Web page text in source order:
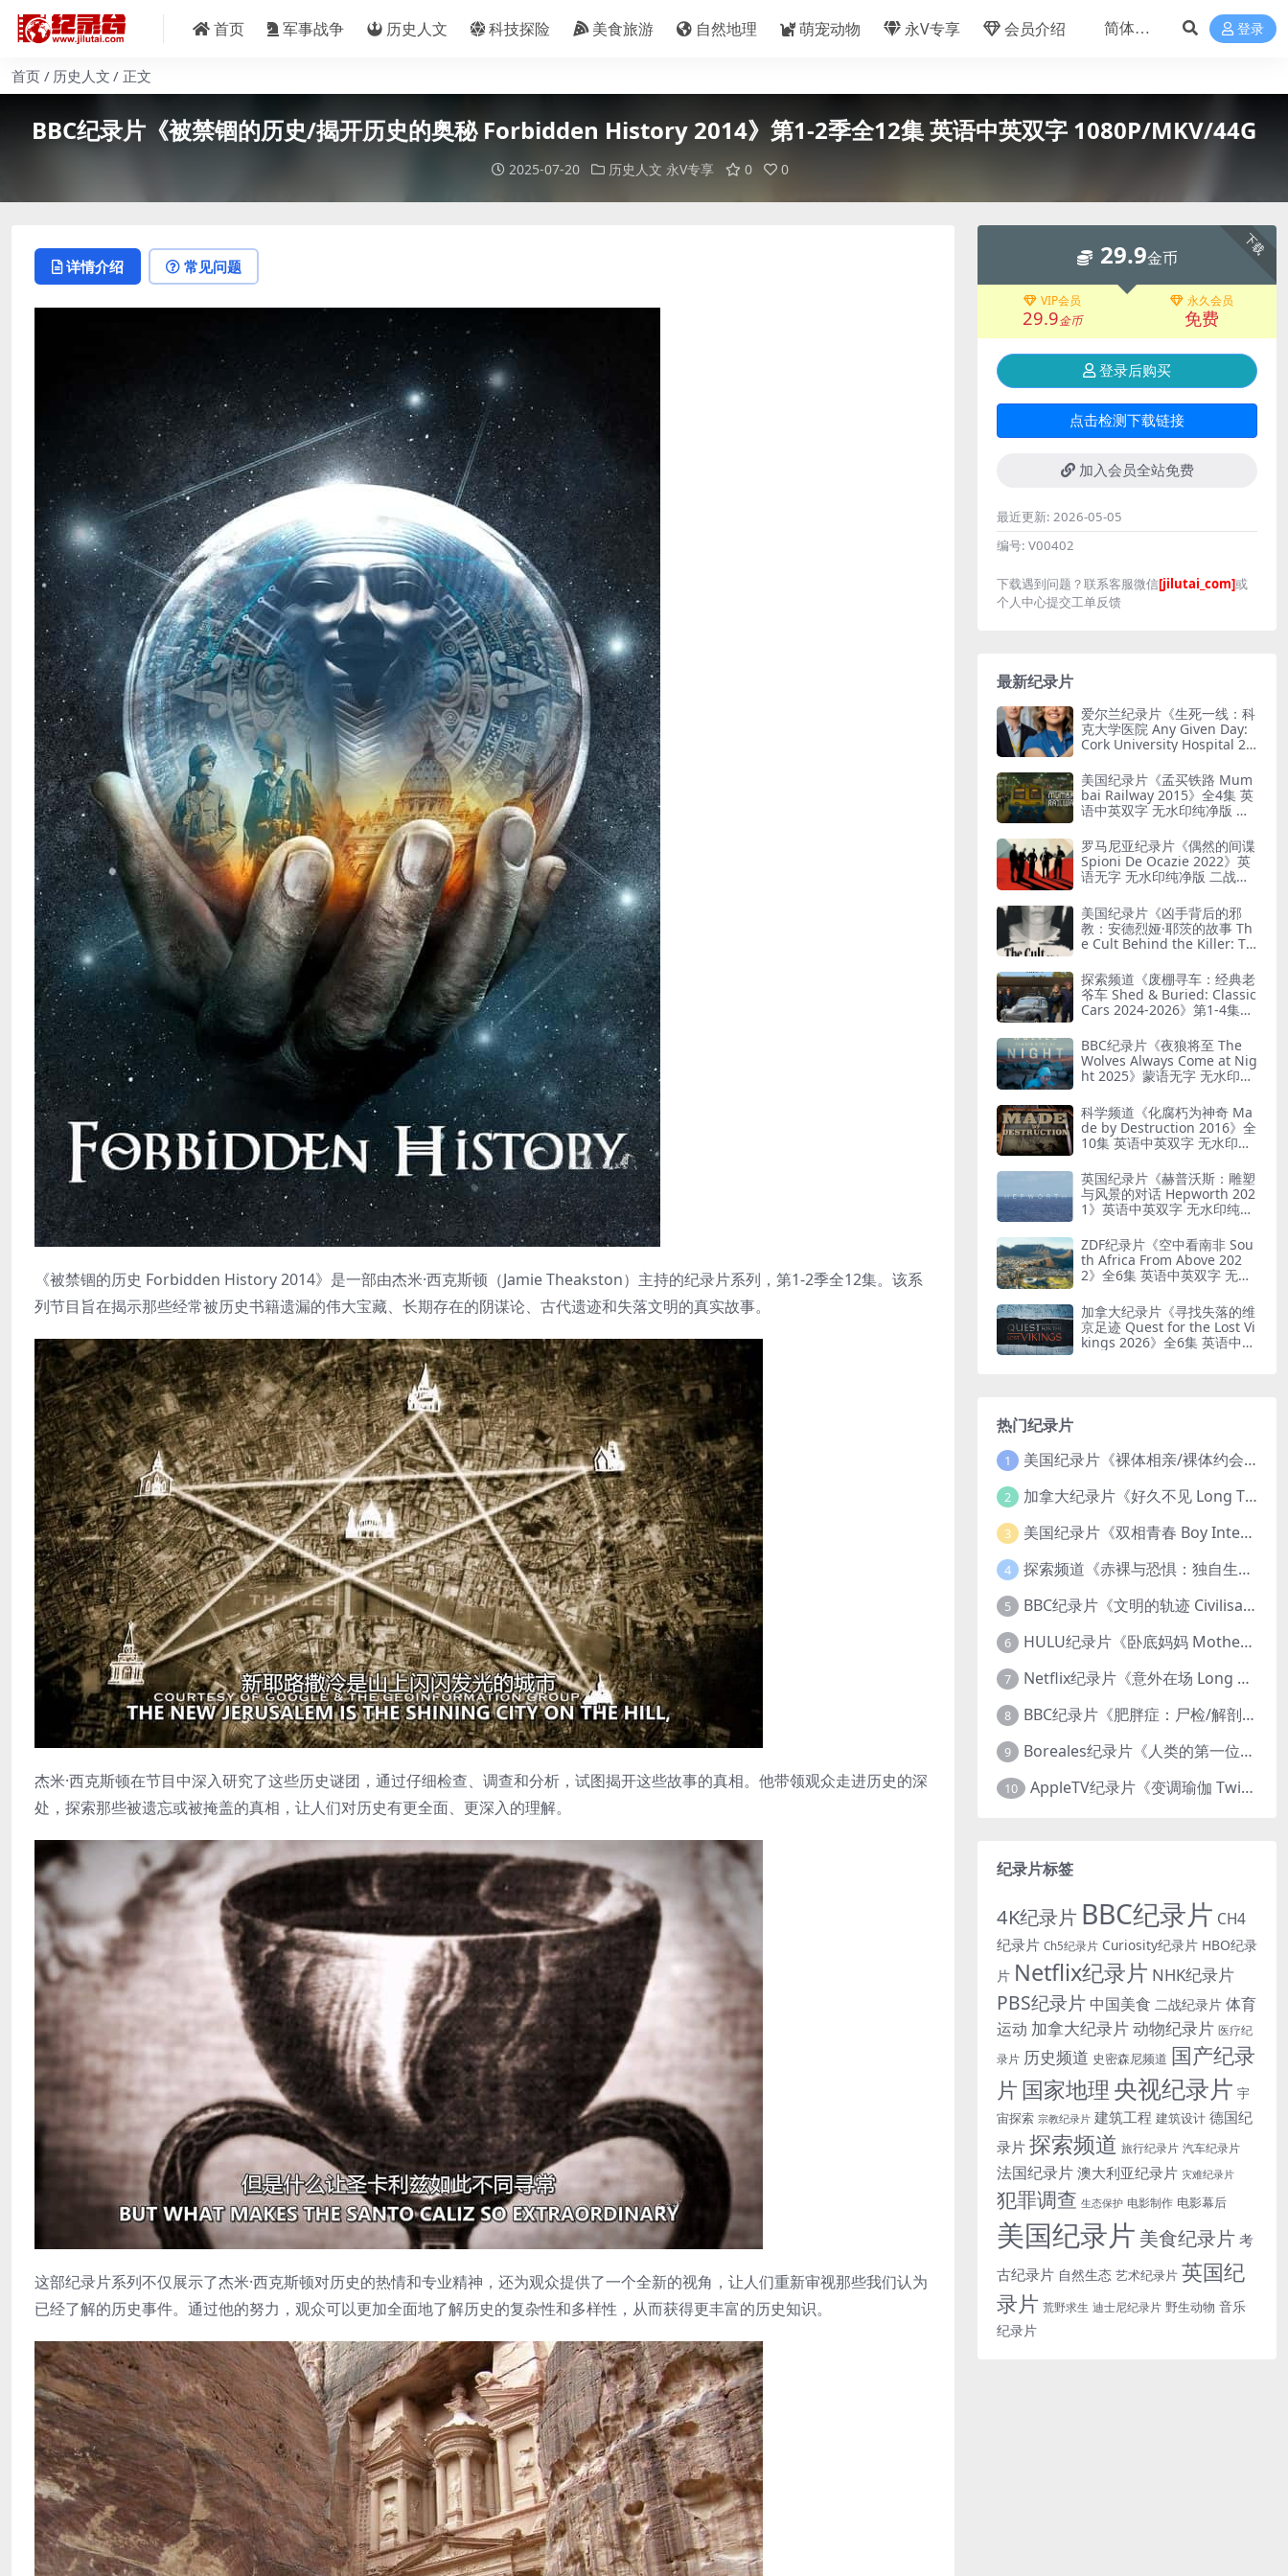
首页 军事战争 历史人文 科技探险 美食旅游 自然地理 萌宠动物 永V专享 会员介绍 登录
首页 历史人文 正文
BBC纪录片《被禁锢的历史/揭开历史的奥秘 Forbidden History 2014》第1-2季全12集 英语中英双字 1080P/MKV/44G
2025-07-20 历史人文 永V专享 0 0
详情介绍 常见问题
《被禁锢的历史 Forbidden History 2014》是一部由杰米·西克斯顿（Jamie Theakston）主持的纪录片系列，第1-2季全12集。该系
列节目旨在揭示那些经常被历史书籍遗漏的伟大宝藏、长期存在的阴谋论、古代遗迹和失落文明的真实故事。
杰米·西克斯顿在节目中深入研究了这些历史谜团，通过仔细检查、调查和分析，试图揭开这些故事的真相。他带领观众走进历史的深
处，探索那些被遗忘或被掩盖的真相，让人们对历史有更全面、更深入的理解。
这部纪录片系列不仅展示了杰米·西克斯顿对历史的热情和专业精神，还为观众提供了一个全新的视角，让人们重新审视那些我们认为
已经了解的历史事件。通过他的努力，观众可以更加全面地了解历史的复杂性和多样性，从而获得更丰富的历史知识。
下载
29.9金币
VIP会员
29.9金币
永久会员
免费
登录后购买
点击检测下载链接
加入会员全站免费
最近更新: 2026-05-05
编号: V00402
下载遇到问题？联系客服微信[jilutai_com]或
个人中心提交工单反馈
最新纪录片
爱尔兰纪录片《生死一线：科
克大学医院 Any Given Day:
Cork University Hospital 20
水印纯净版 爱尔兰医院
美国纪录片《孟买铁路 Mum
bai Railway 2015》全4集 英
语中英双字 无水印纯净版 孟
罗马尼亚纪录片《偶然的间谍
Spioni De Ocazie 2022》英
语无字 无水印纯净版 二战谍
美国纪录片《凶手背后的邪
教：安德烈娅·耶茨的故事 Th
e Cult Behind the Killer: Th
6》全3集 英语中英双字 无水
印纯净版 精神控制
探索频道《废棚寻车：经典老
爷车 Shed & Buried: Classic
Cars 2024-2026》第1-4集全
净版 翻新老爷车
BBC纪录片《夜狼将至 The
Wolves Always Come at Nig
ht 2025》蒙语无字 无水印纯
科学频道《化腐朽为神奇 Ma
de by Destruction 2016》全
10集 英语中英双字 无水印纯
英国纪录片《赫普沃斯：雕塑
与风景的对话 Hepworth 202
1》英语中英双字 无水印纯净
ZDF纪录片《空中看南非 Sou
th Africa From Above 202
2》全6集 英语中英双字 无水
加拿大纪录片《寻找失落的维
京足迹 Quest for the Lost Vi
kings 2026》全6集 英语中英
热门纪录片
1 美国纪录片《裸体相亲/裸体约会 Dating Naked 2014-2016》第1-3季全33集 英语中英双字 无水印纯净版 1080P/MKV/85.6G 裸体相亲真人秀
2 加拿大纪录片《好久不见 Long Time Comin 1993》英语中英双字 官方纯净版 1080P/MKV/1G 女同性艺术家
3 美国纪录片《双相青春 Boy Interrupted 2009》英语中英双字 官方纯净版 1080P/MKV/1.43G 青少年躁郁症
4 探索频道《赤裸与恐惧：独自生存/赤裸荒野求生 Naked and Afraid: Solo 2023》第一季全8集 英语中英双字 官方纯净版 高码1080P/MKV/45.4G
5 BBC纪录片《文明的轨迹 Civilisations 1969》全13集 英语中英双字 高清收藏版 1080P/MKV/64.1G 西方艺术史话
6 HULU纪录片《卧底妈妈 Mother Undercover 2023》全4集 英语中英双字 官方纯净版 1080P/MKV/7.6G 拯救孩子
7 Netflix纪录片《意外在场 Long Shot 2017》英语中字 720P/NKV/1.06GB 美国谋杀误判案件
8 BBC纪录片《肥胖症：尸检/解剖肥胖 Obesity: The Post Mortem 2016》英语中英双字 无水印纯净版 1080P/MKV/1.03G
9 Boreales纪录片《人类的第一位动物朋友：人类和狗的神奇故事 Man’s First Friend 2018》英语中英双字 1080P/MP4/1.8G 狗的神奇故事
10 AppleTV纪录片《变调瑜伽 Twisted Yoga 2026》全3集 英语中英双字 无水印纯净版 1080P/MKV/10G 瑜伽大师背后的真相
纪录片标签
4K纪录片 BBC纪录片 CH4
纪录片 Ch5纪录片 Curiosity纪录片 HBO纪录
片 Netflix纪录片 NHK纪录片
PBS纪录片 中国美食 二战纪录片 体育
运动 加拿大纪录片动物纪录片 医疗纪
录片 历史频道 史密森尼频道 国产纪录
片 国家地理 央视纪录片 宇
宙探索 宗教纪录片 建筑工程 建筑设计 德国纪
录片 探索频道 旅行纪录片 汽车纪录片
法国纪录片 澳大利亚纪录片 灾难纪录片
犯罪调查 生态保护 电影制作 电影幕后
美国纪录片 美食纪录片考
古纪录片 自然生态 艺术纪录片 英国纪
录片 荒野求生 迪士尼纪录片 野生动物 音乐
纪录片